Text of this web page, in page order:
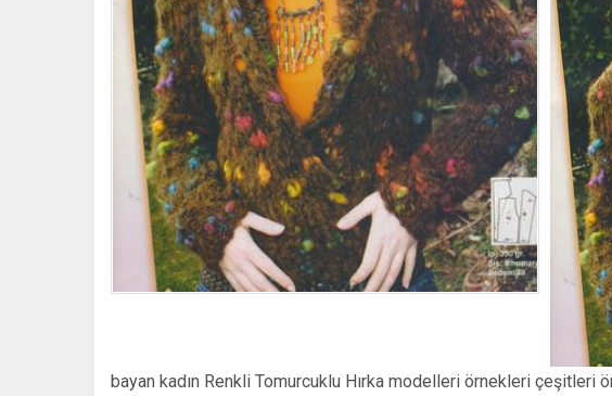
bayan kadın Renkli Tomurcuklu Hırka modelleri örnekleri çeşitleri